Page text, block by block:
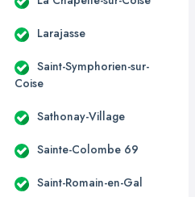
Larajasse
Saint-Symphorien-sur-
Coise
Sathonay-Village
Sainte-Colombe 69
Saint-Romain-en-Gal